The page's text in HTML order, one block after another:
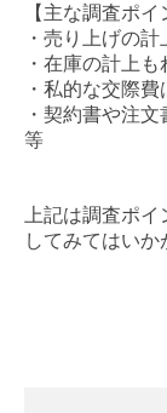
【主な調査ポイ
・売り上げの
・在庫の計上
・私的な交際
・契約書や注
等
上記は調査ポ
してみてはいか